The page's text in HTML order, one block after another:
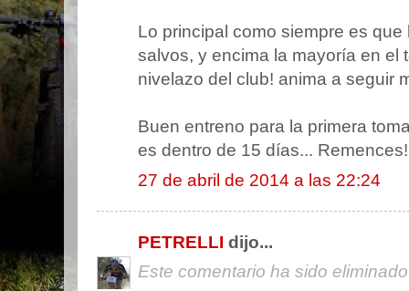
Lo principal como siempre es
salvos, y encima la mayoría en el
nivelazo del club! anima a seguir
Buen entreno para la primera
es dentro de 15 días...
27 de abril de 2014 a las 22:24
PETRELLI dijo...
Este comentario ha sido